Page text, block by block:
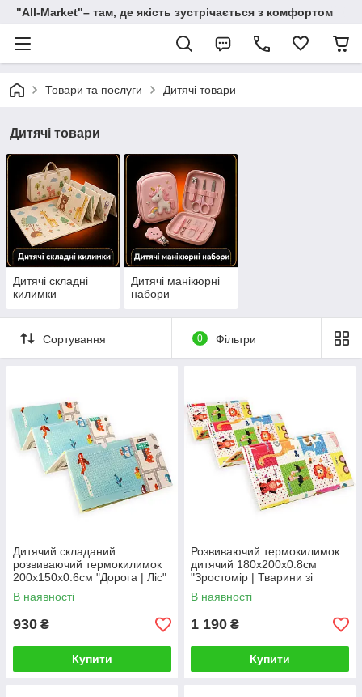
"All-Мarket"– там, де якість зустрічається з комфортом
Товари та послуги Дитячі товари
Дитячі товари
Дитячі складні
килимки
Дитячі манікюрні
набори
Сортування 0 Фільтри
Дитячий складаний
розвиваючий термокилимок
200х150х0.6см "Дорога | Ліс"
(235) SW-00000155
В наявності
930 ₴
Купити
Розвиваючий термокилимок
дитячий 180х200х0.8см
"Зростомір | Тварини зі
словами" (266) SW-00000893
В наявності
1 190 ₴
Купити